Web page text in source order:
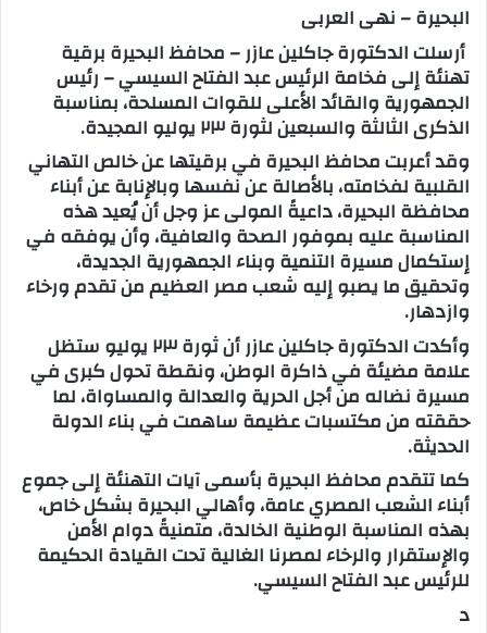
البحيرة – نهى العربى
أرسلت الدكتورة جاكلين عازر – محافظ البحيرة برقية
تهنئة إلى فخامة الرئيس عبد الفتاح السيسي – رئيس
الجمهورية والقائد الأعلى للقوات المسلحة، بمناسبة
الذكرى الثالثة والسبعين لثورة ٢٣ يوليو المجيدة.
وقد أعربت محافظ البحيرة في برقيتها عن خالص التهاني
القلبية لفخامته، بالأصالة عن نفسها وبالإنابة عن أبناء
محافظة البحيرة، داعيةً المولى عز وجل أن يُعيد هذه
المناسبة عليه بموفور الصحة والعافية، وأن يوفقه في
إستكمال مسيرة التنمية وبناء الجمهورية الجديدة،
وتحقيق ما يصبو إليه شعب مصر العظيم من تقدم ورخاء
وازدهار.
وأكدت الدكتورة جاكلين عازر أن ثورة ٢٣ يوليو ستظل
علامة مضيئة في ذاكرة الوطن، ونقطة تحول كبرى في
مسيرة نضاله من أجل الحرية والعدالة والمساواة، لما
حققته من مكتسبات عظيمة ساهمت في بناء الدولة
الحديثة.
كما تتقدم محافظ البحيرة بأسمى آيات التهنئة إلى جموع
أبناء الشعب المصري عامة، وأهالي البحيرة بشكل خاص،
بهذه المناسبة الوطنية الخالدة، متمنيةً دوام الأمن
والإستقرار والرخاء لمصرنا الغالية تحت القيادة الحكيمة
للرئيس عبد الفتاح السيسي.
د